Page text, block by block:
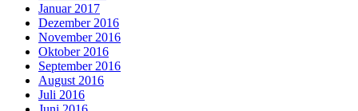
Januar 2017
Dezember 2016
November 2016
Oktober 2016
September 2016
August 2016
Juli 2016